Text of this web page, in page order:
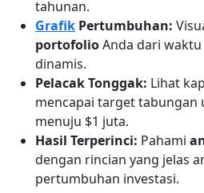
tahunan.
Grafik Pertumbuhan:
portofolioAnda dari
dinamis.
Pelacak Tonggak: Lihat
mencapai target tabungan
menuju $1 juta.
Hasil Terperinci: Pahami
dengan rincian yang jelas
pertumbuhan investasi.